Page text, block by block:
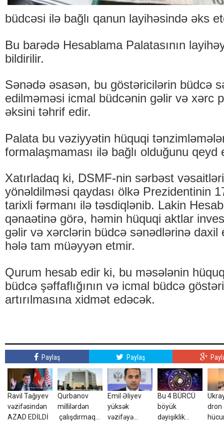
büdcəsi ilə bağlı qanun layihəsində əks
Bu barədə Hesablama Palatasının
bildirilir.
Sənədə əsasən, bu göstəricilərin büdcə
edilməməsi icmal büdcənin gəlir və xərc
əksini təhrif edir.
Palata bu vəziyyətin hüquqi
formalaşmaması ilə bağlı olduğunu qeyd
Xatırladaq ki, DSMF-nin sərbəst
yönəldilməsi qaydası ölkə Prezidentinin
tarixli fərmanı ilə təsdiqlənib. Lakin
qənaətinə görə, həmin hüquqi aktlar
gəlir və xərclərin büdcə sənədlərinə daxil
hələ tam müəyyən etmir.
Qurum hesab edir ki, bu məsələnin
büdcə şəffaflığının və icmal büdcə
artırılmasına xidmət edəcək.
Paylaş Paylaş
Ravil Tağıyev
vəzifəsindən
AZAD EDİLDİ
Qurbanov
millilərdən
çalışdırmaq
Emil Əliyev
yüksək
vəzifəyə
Bu 4 BÜRCÜ
böyük
dəyişiklik
dron